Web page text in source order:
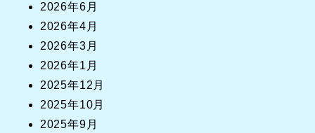
2026年6月
2026年4月
2026年3月
2026年1月
2025年12月
2025年10月
2025年9月